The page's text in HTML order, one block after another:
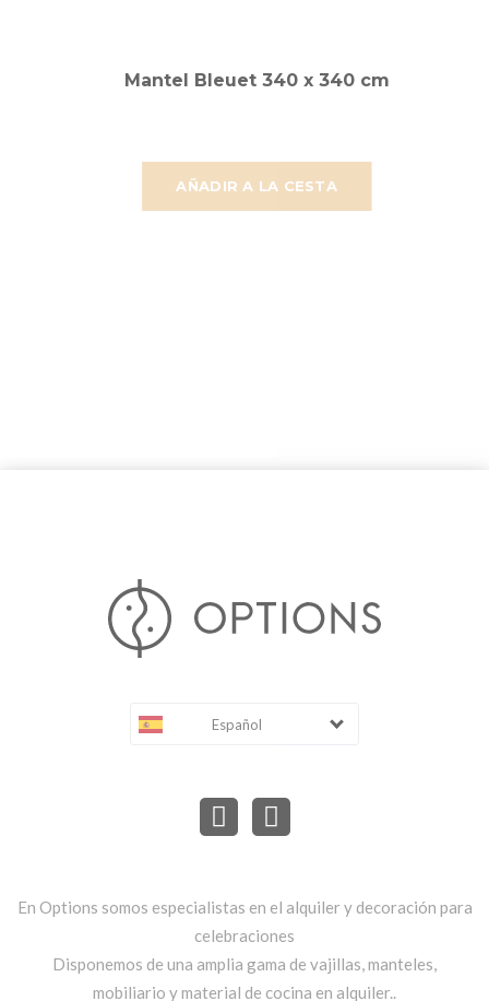
AÑADIR A LA CESTA
Mantel Bleuet 340 x 340 cm
Español
En Options somos especialistas en el alquiler y decoración para
celebraciones
Disponemos de una amplia gama de vajillas, manteles,
mobiliario y material de cocina en alquiler..